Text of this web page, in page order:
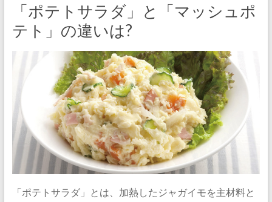
「ポテトサラダ」と「マッシュポ
テト」の違いは?
「ポテトサラダ」とは、加熱したジャガイモを主材料と